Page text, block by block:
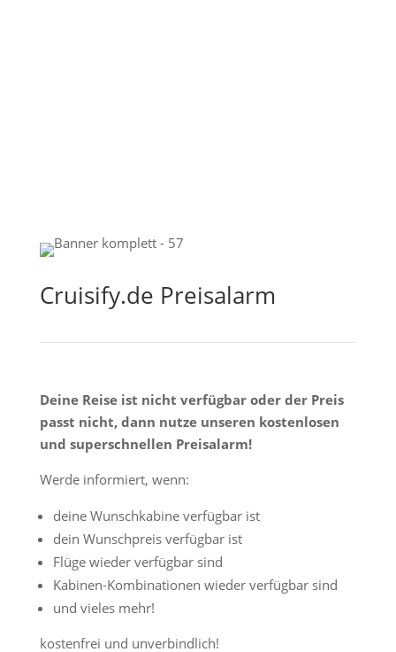
Cruisify.de Preisalarm
Deine Reise ist nicht verfügbar oder der Preis
passt nicht, dann nutze unseren kostenlosen
und superschnellen Preisalarm!
Werde informiert, wenn:
deine Wunschkabine verfügbar ist
dein Wunschpreis verfügbar ist
Flüge wieder verfügbar sind
Kabinen-Kombinationen wieder verfügbar sind
und vieles mehr!
kostenfrei und unverbindlich!